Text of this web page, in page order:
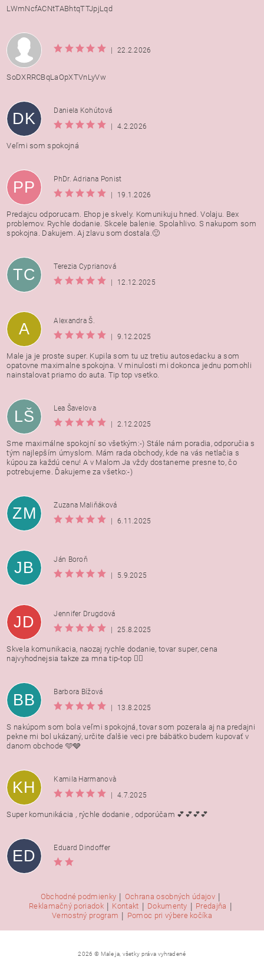
LWmNcfACNtTABhtqTTJpjLqd
| 22.2.2026
SoDXRRCBqLaOpXTVnLyVw
DK
Daniela Kohútová
|
4.2.2026
Veľmi som spokojná
PP
PhDr. Adriana Ponist
|
19.1.2026
Predajcu odporucam. Ehop je skvely. Komunikuju hned. Volaju. Bex
problemov. Rychle dodanie. Skcele balenie. Spolahlivo. S nakupom som
spokojna. Dakujem. Aj zlavu som dostala.🙂
TC
Terezia Cyprianová
|
12.12.2025
A
Alexandra Š.
|
9.12.2025
Male ja je proste super. Kupila som tu uz tretiu autosedacku a som
opatovne maximalne spokojna. V minulosti mi dokonca jednu pomohli
nainstalovat priamo do auta. Tip top vsetko.
LŠ
Lea Šavelova
|
2.12.2025
Sme maximálne spokojní so všetkým:-) Stále nám poradia, odporučia s
tým najlepším úmyslom. Mám rada obchody, kde na vás netlačia s
kúpou za každú cenu! A v Malom Ja vždy dostaneme presne to, čo
potrebujeme. Ďakujeme za všetko:-)
ZM
Zuzana Maliňáková
|
6.11.2025
JB
Ján Boroň
|
5.9.2025
JD
Jennifer Drugdová
|
25.8.2025
Skvela komunikacia, naozaj rychle dodanie, tovar super, cena
najvyhodnejsia takze za mna tip-top 👍🏻
BB
Barbora Bížová
|
13.8.2025
S nakúpom som bola veľmi spokojná, tovar som pozerala aj na predajni
pekne mi bol ukázaný, určite ďalšie veci pre bábätko budem kupovať v
danom obchode 🩵🩶
KH
Kamila Harmanovà
|
4.7.2025
Super komunikácia , rýchle dodanie , odporúčam 💕💕💕💕
ED Eduard Dindoffer
Obchodné podmienky | Ochrana osobných údajov |
Reklamačný poriadok | Kontakt | Dokumenty | Predajňa |
Vernostný program | Pomoc pri výbere kočíka
2026 © Male ja, všetky práva vyhradené